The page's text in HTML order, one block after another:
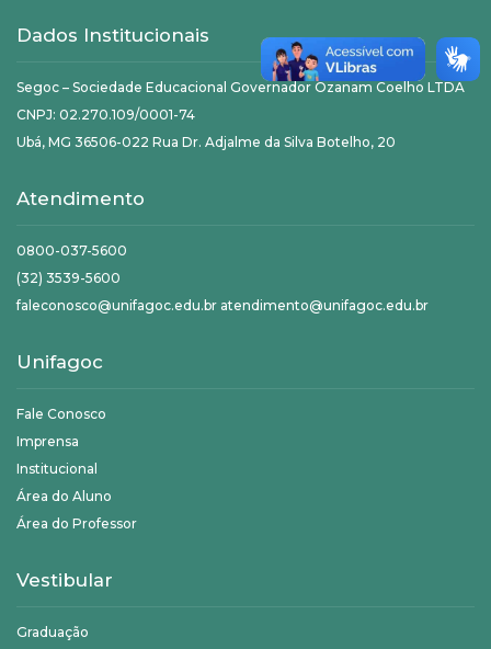
Dados Institucionais
Segoc – Sociedade Educacional Governador Ozanam Coelho LTDA
CNPJ: 02.270.109/0001-74
Ubá, MG 36506-022 Rua Dr. Adjalme da Silva Botelho, 20
Atendimento
0800-037-5600
(32) 3539-5600
faleconosco@unifagoc.edu.br atendimento@unifagoc.edu.br
Unifagoc
Fale Conosco
Imprensa
Institucional
Área do Aluno
Área do Professor
Vestibular
Graduação